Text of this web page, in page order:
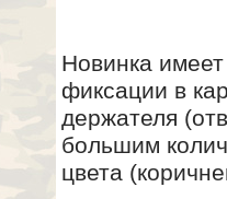
Новинка
фиксации в
держателя
большим
цвета